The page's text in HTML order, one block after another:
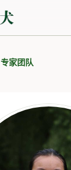
专家团队